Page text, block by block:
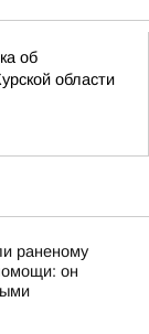
об
области
раненому
он